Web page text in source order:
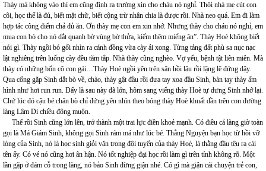
Thày mà không vào thì em cũng định ra trường xin cho cháu nó nghỉ. Thôi nhà mẹ cút con
côi, học thế là đủ, biết mặt chữ, biết cộng trừ nhân chia là được rồi. Nhà neo quá. Em đi làm
hợp tác công điểm chả đủ ăn. Ơn thày mẹ con em xin nhớ. Nhưng thày cho cháu nó nghỉ, em
mua con bò cho nó dắt quanh bờ vùng bờ thửa, kiếm thêm miếng ăn”. Thày Hoè không biết
nói gì. Thày ngồi bó gối nhìn ra cánh đồng vừa cày ải xong. Từng tảng đất phù sa nục nạc
lật nghiêng trên luống cày đều tăm tắp. Nhà thày cũng nghèo. Vợ yếu, bệnh tật liên miên. Mà
thày có những bốn cô con gái…Thày Hoè ngồi yên trên sân hồi lâu rồi lặng lẽ đứng dậy.
Qua cổng gặp Sinh dắt bò về, chào, thày gật đầu rồi đưa tay xoa đầu Sinh, bàn tay thày ấm
hình như hơi run run. Đấy là sau này đã lớn, hôm sang viếng thày Hoè tự dưng Sinh nhớ lại.
Chứ lúc đó cậu bé chăn bò chỉ đứng yên nhìn theo bóng thày Hoè khuất dần trên con đường
làng Lâm Di chiều đông muộn.
Thế rồi Sinh cũng lớn lên, trở thành một trai lực điền khoẻ mạnh. Có điều cả làng giờ toàn
gọi là Má Giám Sinh, không gọi Sinh rám má như lúc bé. Thằng Nguyện bạn học từ hồi vỡ
lòng của Sinh, nó là học sinh giỏi văn trong đội tuyển của thày Hoè, là thằng đầu têu ra cái
tên ấy. Có vẻ nó cũng hơi ân hận. Nó tốt nghiệp đại học rồi làm gì trên tỉnh không rõ. Một
lần gặp ở đám cỗ trong làng, nó bảo Sinh đừng giận nhé. Có gì mà giận cái chuyện trẻ con,